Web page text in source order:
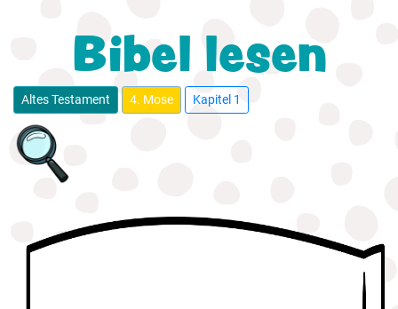
Abenteuer
Freizeit
Bibel lesen
Altes Testament 4. Mose Kapitel 1